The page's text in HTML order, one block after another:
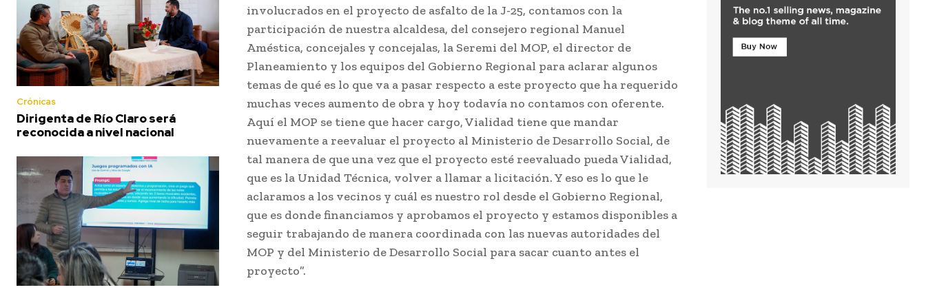
Crónicas
Dirigenta de Río Claro será
reconocida a nivel nacional
involucrados en el proyecto de asfalto de la J-25, contamos con la
participación de nuestra alcaldesa, del consejero regional Manuel
Améstica, concejales y concejalas, la Seremi del MOP, el director de
Planeamiento y los equipos del Gobierno Regional para aclarar algunos
temas de qué es lo que va a pasar respecto a este proyecto que ha requerido
muchas veces aumento de obra y hoy todavía no contamos con oferente.
Aquí el MOP se tiene que hacer cargo, Vialidad tiene que mandar
nuevamente a reevaluar el proyecto al Ministerio de Desarrollo Social, de
tal manera de que una vez que el proyecto esté reevaluado pueda Vialidad,
que es la Unidad Técnica, volver a llamar a licitación. Y eso es lo que le
aclaramos a los vecinos y cuál es nuestro rol desde el Gobierno Regional,
que es donde financiamos y aprobamos el proyecto y estamos disponibles a
seguir trabajando de manera coordinada con las nuevas autoridades del
MOP y del Ministerio de Desarrollo Social para sacar cuanto antes el
proyecto”.